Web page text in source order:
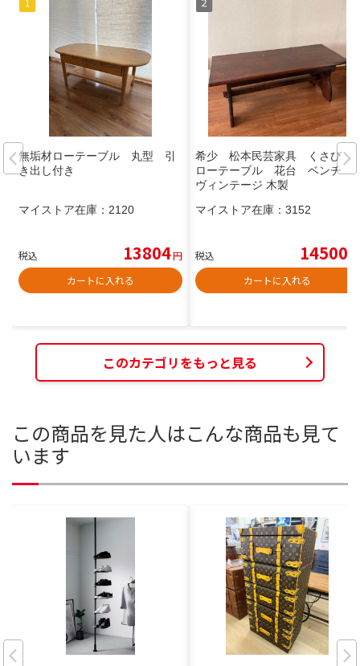
無垢材ローテーブル 丸型 引
き出し付き
マイストア在庫： 2120
税込 13804円
カートに入れる
希少 松本民芸家具 くさび
ローテーブル 花台 ベンチ
ヴィンテージ 木製
マイストア在庫： 3152
税込 14500
カートに入れる
このカテゴリをもっと見る
この商品を見た人はこんな商品も見て
います